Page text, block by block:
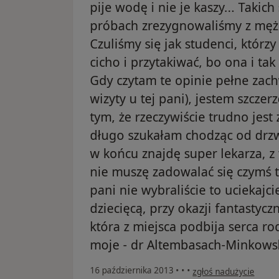
pije wodę i nie je kaszy...
próbach zrezygnowaliśmy z
Czuliśmy się jak studenci,
cicho i przytakiwać, bo ona i
Gdy czytam te opinie pełne
wizyty u tej pani), jestem
tym, że rzeczywiście trudno
długo szukałam chodząc od
w końcu znajdę super lekarza,
nie muszę zadowalać się czymś
pani nie wybraliście to
dziecięcą, przy okazji
która z miejsca podbija serca
moje - dr Altembasach-
16 października 2013 • • • w opinii użytkownika
zgłoś nadużycie